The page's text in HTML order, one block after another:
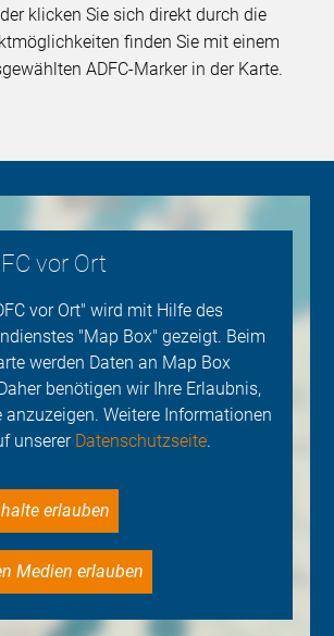
klicken Sie sich direkt durch die
finden Sie mit einem
ADFC-Marker in der Karte.
vor Ort
vor Ort" wird mit Hilfe des
"Map Box" gezeigt. Beim
werden Daten an Map Box
benötigen wir Ihre Erlaubnis,
anzuzeigen. Weitere Informationen
unserer Datenschutzseite.
erlauben
Medien erlauben